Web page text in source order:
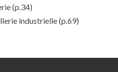
(p.34)
industrielle(p.69)